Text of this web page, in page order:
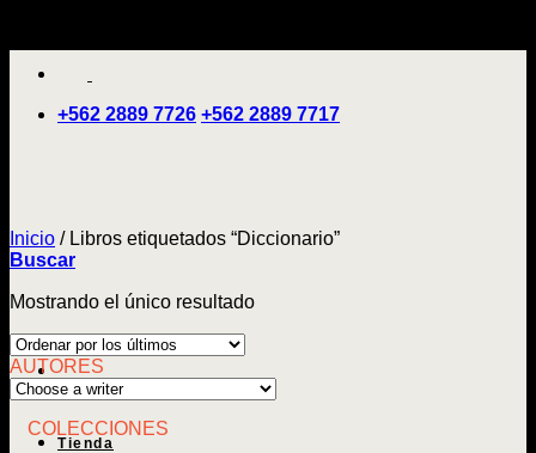
+562 2889 7726 +562 2889 7717
Tienda
Inicio /Libros etiquetados “Diccionario”
Buscar
Mostrando el único resultado
AUTORES
COLECCIONES